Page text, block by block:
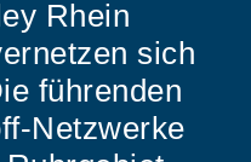
Rhein
sich
führenden
Netzwerke